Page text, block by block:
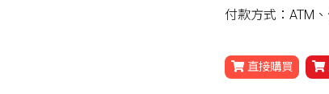
付款方式：ATM
直接購買